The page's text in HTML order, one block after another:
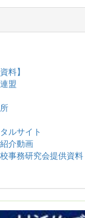
料】
盟
ルサイト
介動画
事務研究会提供資料